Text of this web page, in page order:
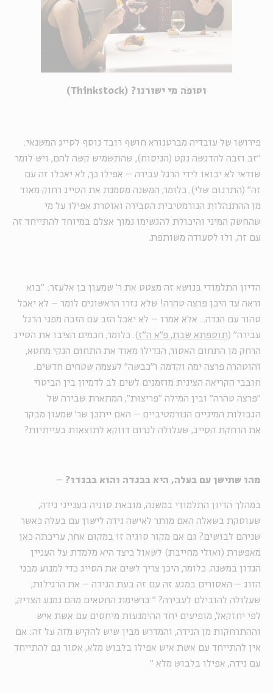
וסופה מי ישורנו? (Thinkstock)
פירושו של עובדיה מברטנורא חושף רובד נוסף לסייג המשנאי:
"זב וזבה להדגשה נקט (הניסוח), שהתשמיש קשה להם, ויש לומר
שודאי לא יבואו לידי הרגל עבירה – אפילו כך, לא יאכלו זה עם
זה" (התרגום שלי). כלומר, המשנה מסמנת את הסייג רחוק מאוד
מן ההתנהלות הנורמטיבית הסבירה ואוסרת אפילו על מי
שהחשק המיני והיכולת להגשימו נמוך אצלם במיוחד להתייחד זה
עם זה, ולוּ לסעודה משותפת.
הדיון התלמודי בנושא זה מצטט את ר' שמעון בן אלעזר: "בוא
וראה עד היכן פרצה טהרה! שלא גזרו הראשונים לומר – לא יאכל
טהור עם הנדה... אלא אמרו – לא יאכל הזב עם הזבה מפני הרגל
עבירה" ( תוספתא שבת, פ"א ה"ז ). כלומר, חכמים הציבו את הסייג
הרחק מן התחום האסור, הגדילו מאוד את התחום הנקי מחטא,
והוטהרה פרצה ימה וקדמה ו"כבשה" לעצמה שטחים חדשים.
חובבי הקריאה הצינית מוזמנים לשים לב לדמיון בין הביטוי
"פרצה טהרה" ובין המילה "פריצוּת", המתארת שבירה של
הגבולות המיניים הנורמטיביים – האם ייתכן שר' שמעון מבקר
את הרחקת הסייג, שעלולה לגרום דווקא לתוצאות בעייתיות?
מהו שתישן עם בעלה, היא בבגדה והוא בבגדו? –
במהלך הדיון התלמודי במשנה, מובאת סוגיה בענייני נידה,
שעוסקת בשאלה האם מותר לאישה נידה לישון עם בעלה כאשר
שניהם לבושים? גם אם מקור סוגיה זו במקום אחר, עריכתה כאן
מאפשרת (ואולי מחייבת) לשאול כיצד היא מלמדת על העניין
הנדון במשנה. כלומר, היכן צריך לשים את הסייג כדי למנוע מבני
הזוג – האסורים במגע זה עם זה בעת הנידה – את הרגילוּת,
שעלולה להובילם לעבירה? " ברשימת החטאים מהם נמנע הצדיק,
לפי יחזקאל, מופיעים יחד ההימנעות מיחסים עם אשת איש
וההתרחקות מן הנידה, והמדרש מבין שיש להקיש מזה על זה: אם
אין להתייחד עם אשת איש אפילו בלבוש מלא, אסור גם להתייחד
עם נידה, אפילו בלבוש מלא "